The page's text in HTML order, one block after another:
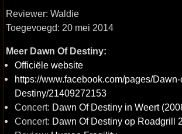
Reviewer: Waldie
Toegevoegd: 20 mei 2014
Meer Dawn Of Destiny:
Officiële website
https://www.facebook.com/pages/Dawn-
Destiny/21409272153
Concert: Dawn Of Destiny in Weert
Concert: Dawn Of Destiny op Roadgrill